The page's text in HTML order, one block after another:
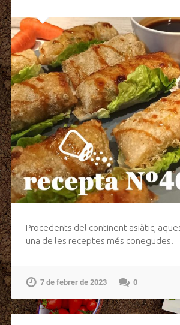
Procedents del continent asiàtic,
una de les receptes més conegudes.
7 de febrer de 2023 0